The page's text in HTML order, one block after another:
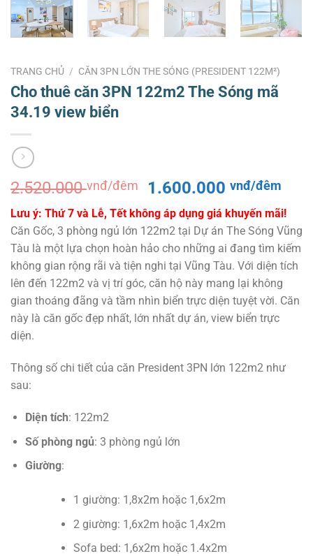
TRANG CHỦ / CĂN 3PN LỚN THE SÓNG (PRESIDENT 122M²)
Cho thuê căn 3PN 122m2 The Sóng mã
34.19 view biển
2.520.000vnđ/đêm
Giá
gốc
là:
2.520.000 vnđ/
đêm.
1.600.000vnđ/đêm
hiện
tại
là:
Lưu ý: Thứ 7 và Lễ, Tết không áp dụng giá khuyến mãi!
Căn Gốc, 3 phòng ngủ lớn 122m2 tại Dự án The Sóng Vũng
Tàu là một lựa chọn hoàn hảo cho những ai đang tìm kiếm
không gian rộng rãi và tiện nghi tại Vũng Tàu. Với diện tích
lên đến 122m2 và vị trí góc, căn hộ này mang lại không
gian thoáng đãng và tầm nhìn biển trực diện tuyệt vời. Căn
này là căn gốc đẹp nhất, lớn nhất dự án, view biển trực
diện.
Thông số chi tiết của căn President 3PN lớn 122m2 như
sau:
Diện tích: 122m2
Số phòng ngủ: 3 phòng ngủ lớn
Giường:
1 giường: 1,8x2m hoặc 1,6x2m
2 giường: 1,6x2m hoặc 1,4x2m
Sofa bed: 1,6x2m hoặc 1.4x2m